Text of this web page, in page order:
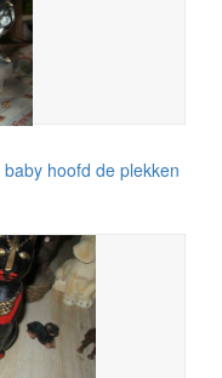
hoofd de plekken